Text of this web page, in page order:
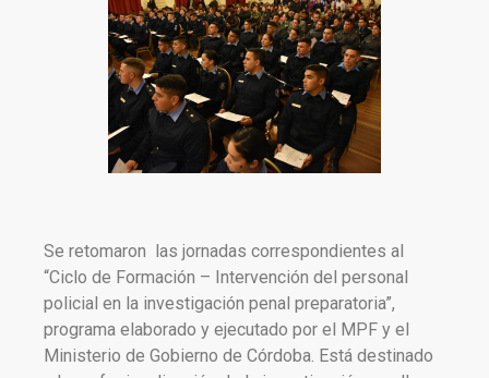
Se retomaron las jornadas correspondientes al
“Ciclo de Formación – Intervención del personal
policial en la investigación penal preparatoria”,
programa elaborado y ejecutado por el MPF y el
Ministerio de Gobierno de Córdoba. Está destinado